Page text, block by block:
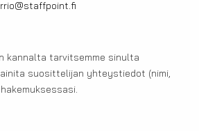
kannalta tarvitsemme sinulta
suosittelijan yhteystiedot (nimi,